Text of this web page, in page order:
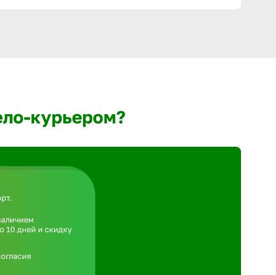
курьером?
10 дней и скидку